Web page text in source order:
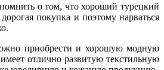
о том, что хороший турецкий
покупка и поэтому нарваться
приобрести и хорошую модную
отлично развитую текстильную